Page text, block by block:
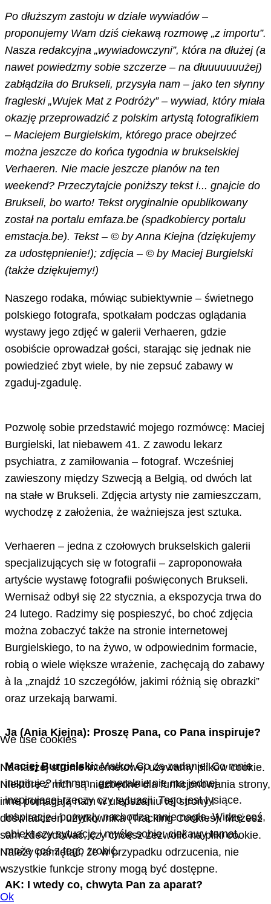
Po dłuższym zastoju w dziale wywiadów –
proponujemy Wam dziś ciekawą rozmowę „z importu”.
Nasza redakcyjna „wywiadowczyni”, która na dłużej (a
nawet powiedzmy sobie szczerze – na dłuuuuuuużej)
zabłądziła do Brukseli, przysyła nam – jako ten słynny
fragleski „Wujek Mat z Podróży” – wywiad, który miała
okazję przeprowadzić z polskim artystą fotografikiem
– Maciejem Burgielskim, którego prace obejrzeć
można jeszcze do końca tygodnia w brukselskiej
Verhaeren. Nie macie jeszcze planów na ten
weekend? Przeczytajcie poniższy tekst i... gnajcie do
Brukseli, bo warto! Tekst oryginalnie opublikowany
został na portalu emfaza.be (spadkobiercy portalu
emstacja.be). Tekst – © by Anna Kiejna (dziękujemy
za udostępnienie!); zdjęcia – © by Maciej Burgielski
(także dziękujemy!)
Naszego rodaka, mówiąc subiektywnie – świetnego
polskiego fotografa, spotkałam podczas oglądania
wystawy jego zdjęć w galerii Verhaeren, gdzie
osobiście oprowadzał gości, starając się jednak nie
powiedzieć zbyt wiele, by nie zepsuć zabawy w
zgaduj-zgadulę.
Pozwolę sobie przedstawić mojego rozmówcę: Maciej
Burgielski, lat niebawem 41. Z zawodu lekarz
psychiatra, z zamiłowania – fotograf. Wcześniej
zawieszony między Szwecją a Belgią, od dwóch lat
na stałe w Brukseli. Zdjęcia artysty nie zamieszczam,
wychodzę z założenia, że ważniejsza jest sztuka.
Verhaeren – jedna z czołowych brukselskich galerii
specjalizujących się w fotografii – zaproponowała
artyście wystawę fotografii poświęconych Brukseli.
Wernisaż odbył się 22 stycznia, a ekspozycja trwa do
24 lutego. Radzimy się pospieszyć, bo choć zdjęcia
można zobaczyć także na stronie internetowej
Burgielskiego, to na żywo, w odpowiednim formacie,
robią o wiele większe wrażenie, zachęcają do zabawy
à la „znajdź 10 szczegółów, jakimi różnią się obrazki”
oraz urzekają barwami.
Ja (Ania Kiejna): Proszę Pana, co Pana inspiruje?
Maciej Burgielski:Matko! Co za zadanie! Co mnie
inspiruje? Hmmm...generalnie nie ma jednej
inspirującej rzeczy czy sytuacji. Tego jest tysiące.
Inspiracje i pomysły nachodzą mnie nagle. Widzę coś,
obiekt czy sytuację i myślę sobie: ciekawy temat,
może coś z tego zrobić.
AK: I wtedy co, chwyta Pan za aparat?
We use cookies
Na naszej stronie internetowej używamy plików cookie.
Niektóre z nich są niezbędne dla funkcjonowania strony,
inne pomagają nam w ulepszaniu tej strony i
doświadczeń użytkownika (Tracking Cookies). Możesz
sam zdecydować, czy chcesz zezwolić na pliki cookie.
Należy pamiętać, że w przypadku odrzucenia, nie
wszystkie funkcje strony mogą być dostępne.
Ok